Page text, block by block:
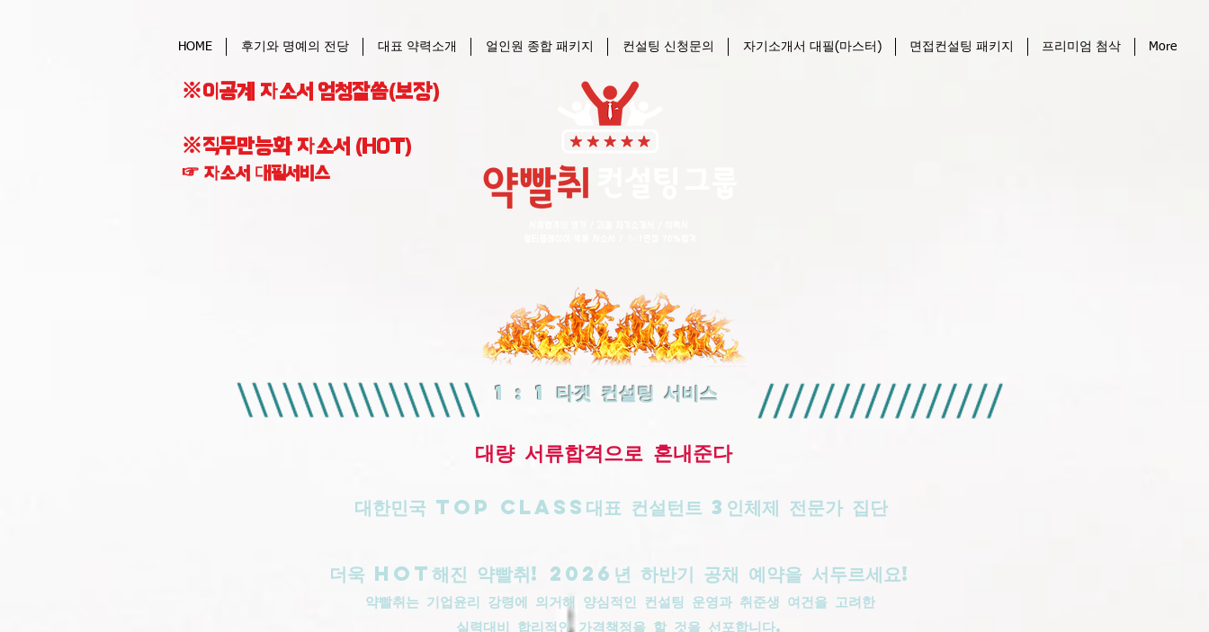
HOME 후기와 명예의 전당 대표 약력소개 얼인원 종합 패키지 컨설팅 신청문의 자기소개서 대필(마스터) 면접컨설팅 패키지 프리미엄 첨삭 More
※이공계 자소서 엄청잘씀(보장)
※직무만능화 자소서 (HOT)
☞ 자소서 대필서비스
1 : 1 타겟 컨설팅 서비스
​대량 서류합격으로 혼내준다
대한민국 top class대표 컨설턴트 3인체제 전문가 집단
더욱 HOT해진 약빨취! 2026년 하반기 공채 예약을 서두르세요!
​약빨취는 기업윤리 강령에 의거해 양심적인 컨설팅 운영과 취준생 여건을 고려한
실력대비 합리적인 가격책정을 할 것을 선포합니다.